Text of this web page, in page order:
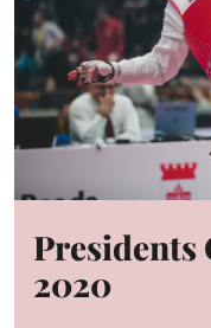
Presidents
2020